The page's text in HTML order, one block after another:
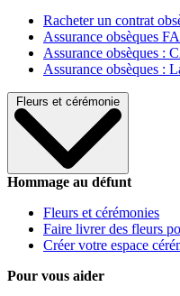
Racheter un contrat
Assurance obsèques
Assurance obsèques :
Assurance obsèques :
Fleurs et cérémonie
Hommage au défunt
Fleurs et cérémonies
Faire livrer des fleurs
Créer votre espace
Pour vous aider